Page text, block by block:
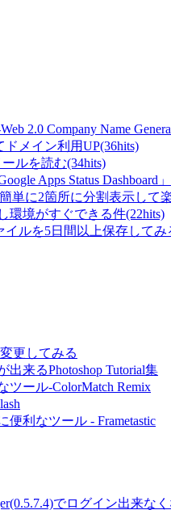
2.0 Company Name
ドメイン利用UP(36hits)
ルを読む(34hits)
Apps Status Dashboard
単に2箇所に分割表示して
環境がすぐできる件(22hits)
ルを5日間以上保存してみ
更してみる
来るPhotoshop Tutorial集
ール-ColorMatch Remix
利なツール - Frametastic
でログイン出来な